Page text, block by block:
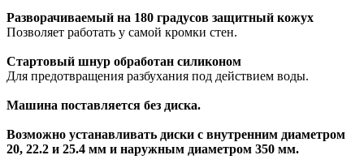
Разворачиваемый на 180 градусов защитный кожух
Позволяет работать у самой кромки стен.
Стартовый шнур обработан силиконом
Для предотвращения разбухания под действием воды.
Машина поставляется без диска.
Возможно устанавливать диски с внутренним диаметром
20, 22.2 и 25.4 мм и наружным диаметром 350 мм.